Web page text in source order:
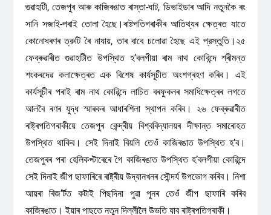
গুৱাহাটী, তেজপুৰ আৰু কাজিৰঙাত ৰাস্তা-ঘাট, ডিভাইডাৰ আদি নতুনকৈ ৰং
সানি সজাই-পৰাই তোলা হৈছে।ৰাষ্টপতিগৰাকীৰ আতিথ্যৰ ক্ষেত্ৰত যাতে
কোনোধৰণৰ ত্রুটি ৰৈ নাযায়, তাৰ বাবে চলোৱা হৈছে এই প্রস্তুতি।২৫
ফেব্ৰুৱাৰীত গুৱাহাটীত উপস্থিত হ’বলগীয়া ৰাম নাথ কোবিন্দে শ্ৰীমন্ত
শংকৰদেৱ কলাক্ষেত্ৰত এক বিশেষ কাৰ্যসূচীত অংশগ্ৰহণ কৰিব। এই
কাৰ্যসূচীৰ পৰাই ৰাম নাথ কোৱিন্দে লাচিত বৰফুকনৰ সমাধিক্ষেত্ৰৰ লগতে
আলবৈ ৰণৰ যুদ্ধ স্মাৰকৰ আধাৰশিলা স্থাপন কৰিব। ২৬ ফেব্ৰুৱাৰীত
ৰাষ্ট্ৰপতিগৰাকীয়ে তেজপুৰ কেন্দ্ৰীয় বিশ্ববিদ্যালয়ৰ দীক্ষান্ত সমাৰোহত
উপস্থিত থাকিব। সেই দিনাই বিয়লি তেওঁ কাজিৰঙাত উপস্থিত হ’ব।
তেজপুৰৰ পৰা হেলিকপ্টাৰেৰে গৈ কাজিৰঙাত উপস্থিত হ’বলগীয়া কোৱিন্দে
সেই দিনাই জীপ ছাফাৰিৰে ৰাষ্ট্ৰীয় উদ্যানখনৰ সৌন্দর্য উপভোগ কৰিব। নিশা
আয়ৰা ৰিজ’ৰ্টত কটাই পিছদিনা পুৱা পুনৰ তেওঁ জীপ ছাফাৰি কৰিব
কাজিৰঙাত। ইয়াৰ পাছতে নতুন দিল্লীলৈ উভতি যাব ৰাষ্ট্ৰপতিগৰাকী।